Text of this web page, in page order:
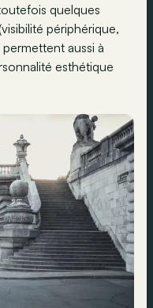
quelques
périphérique,
aussi à
esthétique